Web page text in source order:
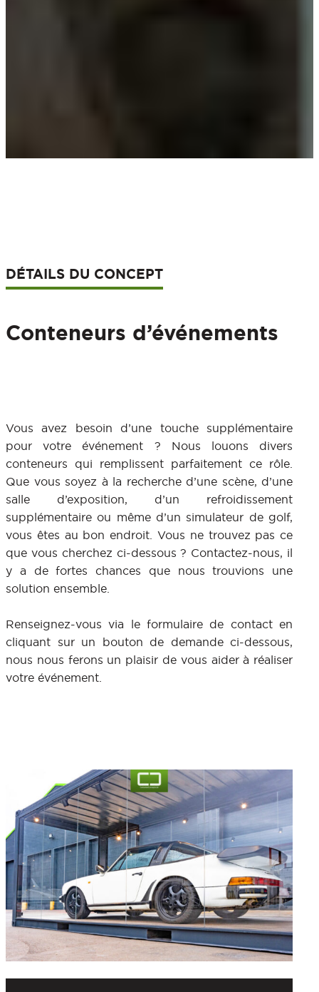
DÉTAILS DU CONCEPT
Conteneurs d’événements
Vous avez besoin d’une touche supplémentaire
pour votre événement ? Nous louons divers
conteneurs qui remplissent parfaitement ce rôle.
Que vous soyez à la recherche d’une scène, d’une
salle d’exposition, d’un refroidissement
supplémentaire ou même d’un simulateur de golf,
vous êtes au bon endroit. Vous ne trouvez pas ce
que vous cherchez ci-dessous ? Contactez-nous, il
y a de fortes chances que nous trouvions une
solution ensemble.
Renseignez-vous via le formulaire de contact en
cliquant sur un bouton de demande ci-dessous,
nous nous ferons un plaisir de vous aider à réaliser
votre événement.